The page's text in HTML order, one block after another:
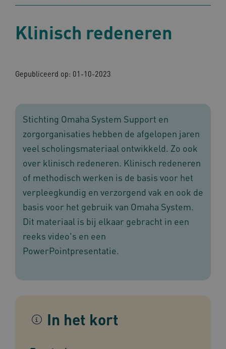
Klinisch redeneren
Gepubliceerd op: 01-10-2023
Stichting Omaha System Support en
zorgorganisaties hebben de afgelopen jaren
veel scholingsmateriaal ontwikkeld. Zo ook
over klinisch redeneren. Klinisch redeneren
of methodisch werken is de basis voor het
verpleegkundig en verzorgend vak en ook de
basis voor het gebruik van Omaha System.
Dit materiaal is bij elkaar gebracht in een
reeks video's en een
PowerPointpresentatie.
In het kort